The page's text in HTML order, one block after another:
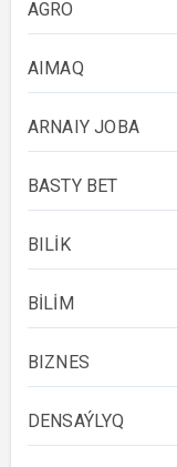
AGRO
AIMAQ
ARNAIY JOBA
BASTY BET
BILİK
BİLİM
BIZNES
DENSAÝLYQ